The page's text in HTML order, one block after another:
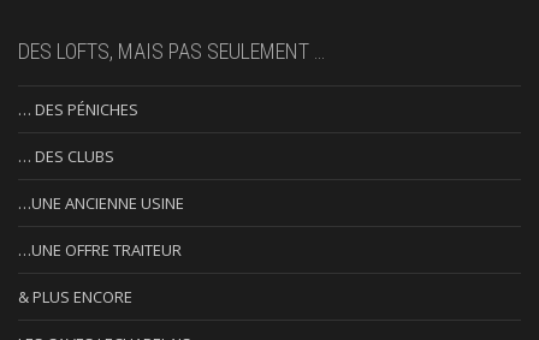
DES LOFTS, MAIS PAS SEULEMENT …
… DES PÉNICHES
… DES CLUBS
…UNE ANCIENNE USINE
…UNE OFFRE TRAITEUR
& PLUS ENCORE